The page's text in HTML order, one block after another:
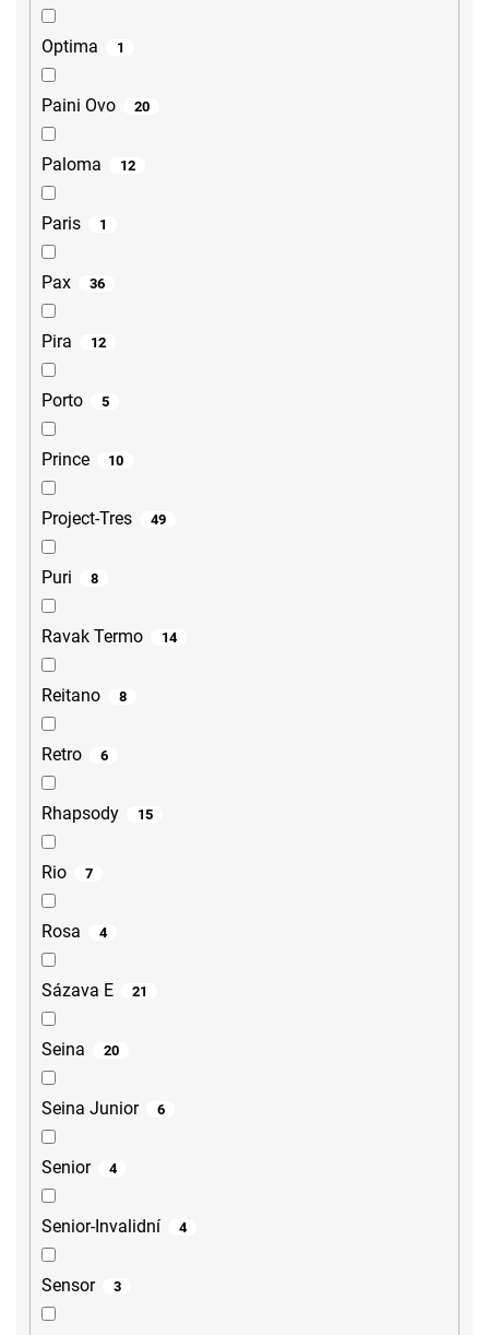
Optima 1
Paini Ovo 20
Paloma 12
Paris 1
Pax 36
Pira 12
Porto 5
Prince 10
Project-Tres 49
Puri 8
Ravak Termo 14
Reitano 8
Retro 6
Rhapsody 15
Rio 7
Rosa 4
Sázava E 21
Seina 20
Seina Junior 6
Senior 4
Senior-Invalidní 4
Sensor 3